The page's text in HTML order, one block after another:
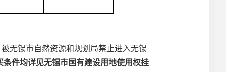
无锡市自然资源和规划局禁止进入无锡
条件均详见无锡市国有建设用地使用权挂